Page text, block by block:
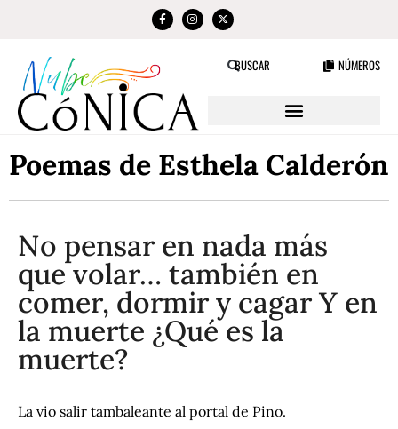
BUSCAR NÚMEROS
Poemas de Esthela Calderón
No pensar en nada más
que volar… también en
comer, dormir y cagar Y en
la muerte ¿Qué es la
muerte?
La vio salir tambaleante al portal de Pino.